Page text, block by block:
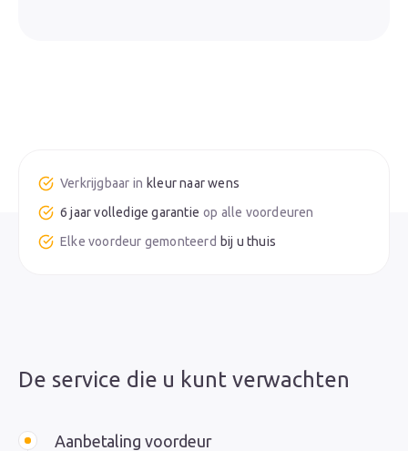
kleur naar wens
6 jaar volledige garantie
bij u thuis
De service die u kunt verwachten
Aanbetaling voordeur